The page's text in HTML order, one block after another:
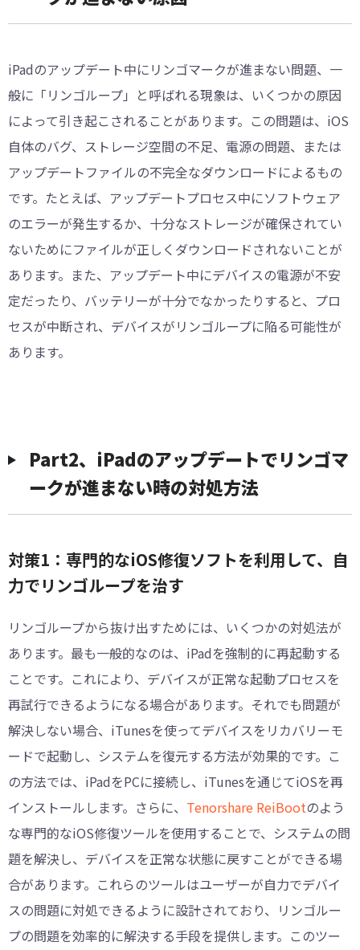
iPadのアップデート中にリンゴマークが進まない問題、一
般に「リンゴループ」と呼ばれる現象は、いくつかの原因
によって引き起こされることがあります。この問題は、iOS
自体のバグ、ストレージ空間の不足、電源の問題、または
アップデートファイルの不完全なダウンロードによるもの
です。たとえば、アップデートプロセス中にソフトウェア
のエラーが発生するか、十分なストレージが確保されてい
ないためにファイルが正しくダウンロードされないことが
あります。また、アップデート中にデバイスの電源が不安
定だったり、バッテリーが十分でなかったりすると、プロ
セスが中断され、デバイスがリンゴループに陥る可能性が
あります。
Part2、iPadのアップデートでリンゴマ
ークが進まない時の対処方法
対策1：専門的なiOS修復ソフトを利用して、自
力でリンゴループを治す
リンゴループから抜け出すためには、いくつかの対処法が
あります。最も一般的なのは、iPadを強制的に再起動する
ことです。これにより、デバイスが正常な起動プロセスを
再試行できるようになる場合があります。それでも問題が
解決しない場合、iTunesを使ってデバイスをリカバリーモ
ードで起動し、システムを復元する方法が効果的です。こ
の方法では、iPadをPCに接続し、iTunesを通じてiOSを再
インストールします。さらに、 Tenorshare ReiBootのよう
な専門的なiOS修復ツールを使用することで、システムの問
題を解決し、デバイスを正常な状態に戻すことができる場
合があります。これらのツールはユーザーが自力でデバイ
スの問題に対処できるように設計されており、リンゴルー
プの問題を効率的に解決する手段を提供します。このツー